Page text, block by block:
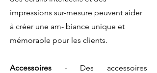
impressions sur-mesure peuvent aider
à créer une am- biance unique et
mémorable pour les clients.
Accessoires - Des accessoires